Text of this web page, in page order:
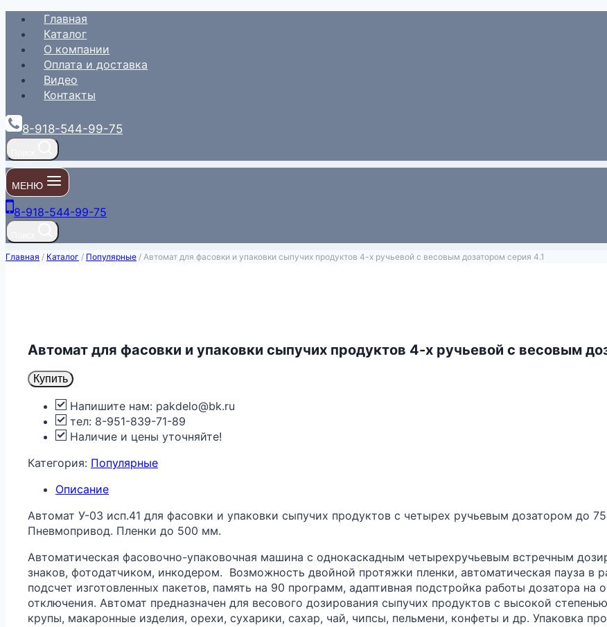
Перейти
содержимому
Главная
Каталог
О компании
Оплата и доставка
Видео
Контакты
8-918-544-99-75
МЕНЮ
8-918-544-99-75
Главная / Каталог / Популярные / Автомат для фасовки и упаковки сыпучих продуктов 4-х ручьевой с весовым дозатором серия 4.1
Автомат для фасовки и упаковки сыпучих продуктов 4-х ручьевой с весовым
Купить
Напишите нам: pakdelo@bk.ru
тел: 8-951-839-71-89
Наличие и цены уточняйте!
Категория: Популярные
Описание
Автомат У-03 исп.41 для фасовки и упаковки сыпучих продуктов с четырех ручьевым дозатором до
Пневмопривод. Пленки до 500 мм.
Автоматическая фасовочно-упаковочная машина с однокаскадным четырехручьевым встречным
знаков, фотодатчиком, инкодером. Возможность двойной протяжки пленки, автоматическая пауза в
подсчет изготовленных пакетов, память на 90 программ, адаптивная подстройка работы дозатора
отключения. Автомат предназначен для весового дозирования сыпучих продуктов с высокой
крупы, макаронные изделия, орехи, сухарики, сахар, чай, чипсы, пельмени, конфеты и др. Упаковка